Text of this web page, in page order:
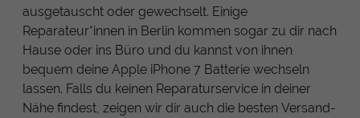
ausgetauscht oder gewechselt. Einige
Reparateur*innen in Berlin kommen sogar zu dir nach
Hause oder ins Büro und du kannst von ihnen
bequem deine Apple iPhone 7 Batterie wechseln
lassen. Falls du keinen Reparaturservice in deiner
Nähe findest, zeigen wir dir auch die besten Versand-